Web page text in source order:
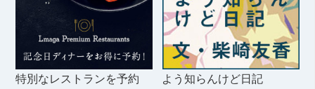
特別なレストランを予約 よう知らんけど日記